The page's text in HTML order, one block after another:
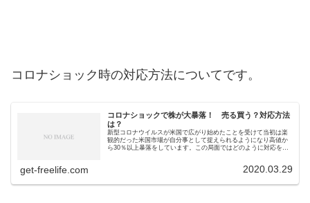
コロナショック時の対応方法についてです。
コロナショックで株が大暴落！ 売る買う？対応方法
は？
新型コロナウイルスが米国で広がり始めたことを受けて当初は楽
観的だった米国市場が自分事として捉えられるようになり高値か
ら30％以上暴落をしています。この局面ではどのように対応をす
get-freelife.com 2020.03.29